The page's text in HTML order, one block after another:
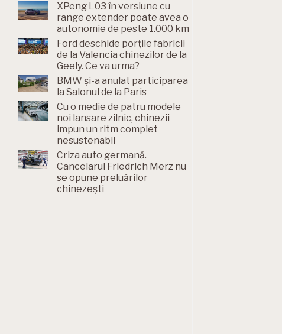
XPeng L03 în versiune cu
range extender poate avea o
autonomie de peste 1.000 km
Ford deschide porțile fabricii
de la Valencia chinezilor de la
Geely. Ce va urma?
BMW și-a anulat participarea
la Salonul de la Paris
Cu o medie de patru modele
noi lansare zilnic, chinezii
impun un ritm complet
nesustenabil
Criza auto germană.
Cancelarul Friedrich Merz nu
se opune preluărilor
chinezești